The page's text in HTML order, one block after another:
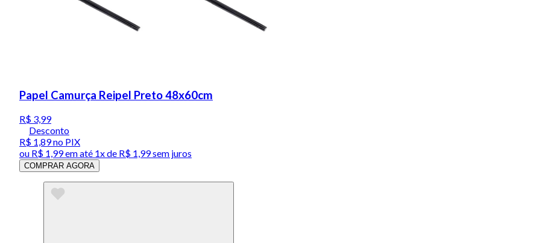
Papel Camurça Reipel Preto 48x60cm
R$ 3,99
Desconto
R$ 1,89no PIX
ou R$ 1,99em até 1x de R$ 1,99sem juros
COMPRAR AGORA